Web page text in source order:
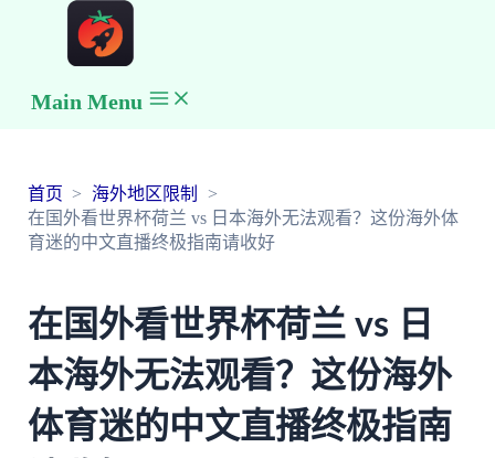
Main Menu
首页
海外地区限制
在国外看世界杯荷兰 vs 日本海外无法观看？这份海外体
育迷的中文直播终极指南请收好
在国外看世界杯荷兰 vs 日
本海外无法观看？这份海外
体育迷的中文直播终极指南